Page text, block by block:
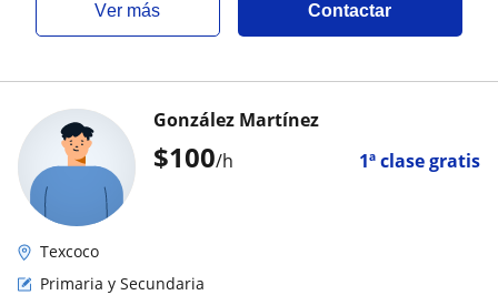
ver más Contactar
$100/h 1ª clase gratis
González Martínez
Texcoco
Primaria y Secundaria